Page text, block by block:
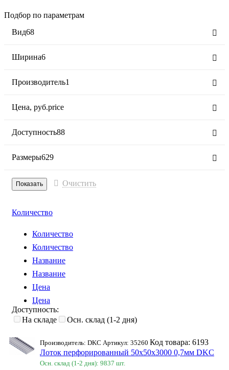
Подбор по параметрам
Вид68
Ширина6
Производитель1
Цена, руб.price
Доступность88
Размеры629
Очистить
Количество
Количество
Количество
Название
Название
Цена
Цена
Доступность:
На складе
Осн. склад (1-2 дня)
Производитель: DKC Артикул: 35260 Код товара: 6193
Лоток перфорированный 50х50х3000 0,7мм DKC
Осн. склад (1-2 дня): 9837 шт.